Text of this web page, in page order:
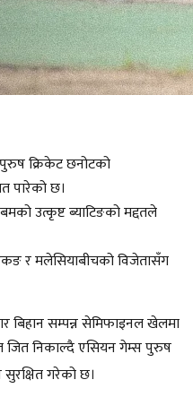
पुरुष क्रिकेट छनोटको
पारेको छ।
उत्कृष्ट ब्याटिङको मद्दतले
र मलेसियाबीचको विजेतासँग
बिहान सम्पन्न सेमिफाइनल खेलमा
निकाल्दै एसियन गेम्स पुरुष
गरेको छ।